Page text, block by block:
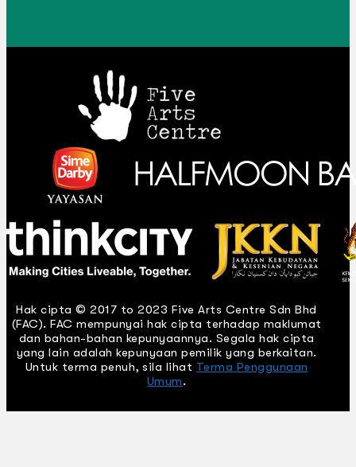
Hak cipta © 2017 to 2023 Five Arts Centre Sdn Bhd
(FAC). FAC mempunyai hak cipta terhadap maklumat
dan bahan-bahan kepunyaannya. Segala hak cipta
yang lain adalah kepunyaan pemilik yang berkaitan.
Untuk terma penuh, sila lihat Terma Penggunaan
Umum.